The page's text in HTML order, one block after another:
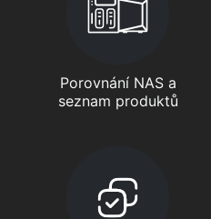
Porovnání NAS a
seznam produktů